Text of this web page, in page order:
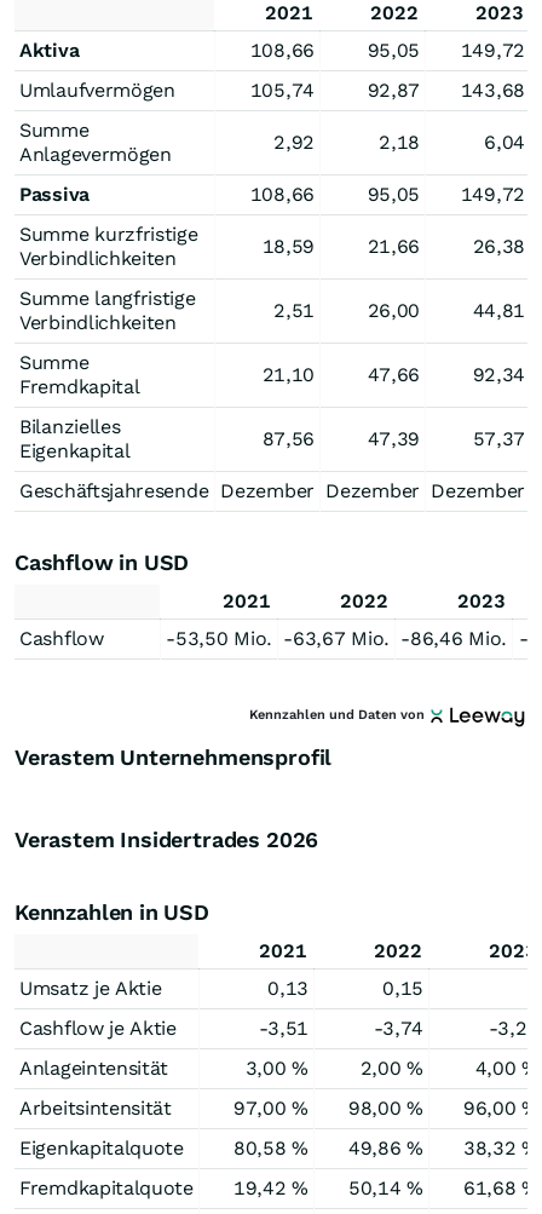
2021 2022
2023
Aktiva
108,66 95,05
149,72
Umlaufvermögen
105,74 92,87
143,68
Summe
Anlagevermögen
2,92 2,18 6,04
Passiva 108,66 95,05
149,72
Summe kurzfristige
Verbindlichkeiten
18,59 21,66 26,38
Summe langfristige
Verbindlichkeiten
2,51 26,00 44,81
Summe
Fremdkapital
21,10 47,66 92,34
Bilanzielles
Eigenkapital
87,56 47,39 57,37
Geschäftsjahresende Dezember Dezember Dezember
Cashflow in USD
2021 2022
2023
Cashflow
-53,50 Mio. -63,67 Mio. -86,46 Mio. -
Kennzahlen und Daten von
Verastem Unternehmensprofil
Verastem Insidertrades 2026
Kennzahlen in USD
2021 2022
2023
Umsatz je Aktie
0,13 0,15
Cashflow je Aktie
-3,51 -3,74
-3,23
Anlageintensität
3,00 % 2,00 %
4,00 %
Arbeitsintensität
97,00 % 98,00 %
96,00 %
Eigenkapitalquote
80,58 % 49,86 %
38,32 %
Fremdkapitalquote
19,42 % 50,14 % 61,68 %